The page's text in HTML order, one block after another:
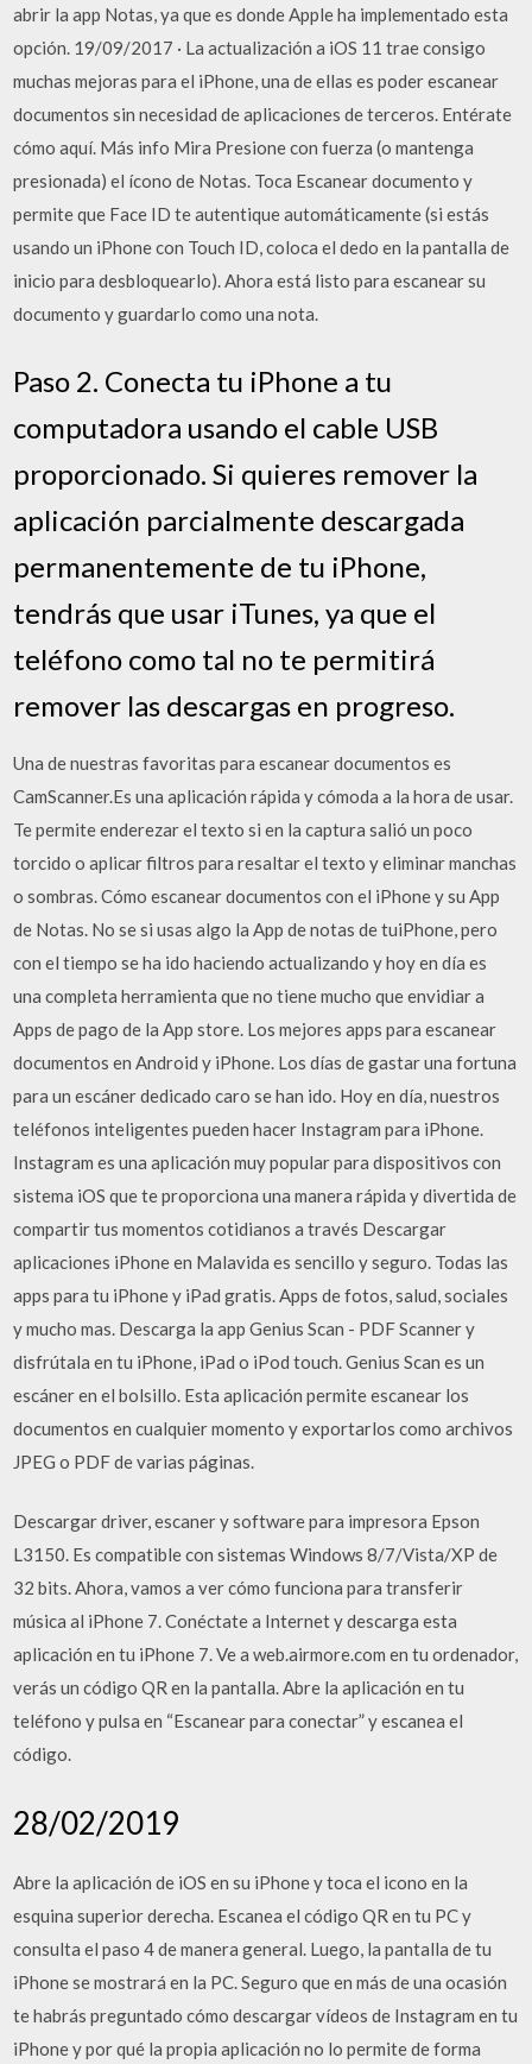
abrir la app Notas, ya que es donde Apple ha implementado esta
opción. 19/09/2017 · La actualización a iOS 11 trae consigo
muchas mejoras para el iPhone, una de ellas es poder escanear
documentos sin necesidad de aplicaciones de terceros. Entérate
cómo aquí. Más info Mira Presione con fuerza (o mantenga
presionada) el ícono de Notas. Toca Escanear documento y
permite que Face ID te autentique automáticamente (si estás
usando un iPhone con Touch ID, coloca el dedo en la pantalla de
inicio para desbloquearlo). Ahora está listo para escanear su
documento y guardarlo como una nota.
Paso 2. Conecta tu iPhone a tu
computadora usando el cable USB
proporcionado. Si quieres remover la
aplicación parcialmente descargada
permanentemente de tu iPhone,
tendrás que usar iTunes, ya que el
teléfono como tal no te permitirá
remover las descargas en progreso.
Una de nuestras favoritas para escanear documentos es
CamScanner.Es una aplicación rápida y cómoda a la hora de usar.
Te permite enderezar el texto si en la captura salió un poco
torcido o aplicar filtros para resaltar el texto y eliminar manchas
o sombras. Cómo escanear documentos con el iPhone y su App
de Notas. No se si usas algo la App de notas de tuiPhone, pero
con el tiempo se ha ido haciendo actualizando y hoy en día es
una completa herramienta que no tiene mucho que envidiar a
Apps de pago de la App store. Los mejores apps para escanear
documentos en Android y iPhone. Los días de gastar una fortuna
para un escáner dedicado caro se han ido. Hoy en día, nuestros
teléfonos inteligentes pueden hacer Instagram para iPhone.
Instagram es una aplicación muy popular para dispositivos con
sistema iOS que te proporciona una manera rápida y divertida de
compartir tus momentos cotidianos a través Descargar
aplicaciones iPhone en Malavida es sencillo y seguro. Todas las
apps para tu iPhone y iPad gratis. Apps de fotos, salud, sociales
y mucho mas. Descarga la app Genius Scan - PDF Scanner y
disfrútala en tu iPhone, iPad o iPod touch. ‎Genius Scan es un
escáner en el bolsillo. Esta aplicación permite escanear los
documentos en cualquier momento y exportarlos como archivos
JPEG o PDF de varias páginas.
Descargar driver, escaner y software para impresora Epson
L3150. Es compatible con sistemas Windows 8/7/Vista/XP de
32 bits. Ahora, vamos a ver cómo funciona para transferir
música al iPhone 7. Conéctate a Internet y descarga esta
aplicación en tu iPhone 7. Ve a web.airmore.com en tu ordenador,
verás un código QR en la pantalla. Abre la aplicación en tu
teléfono y pulsa en “Escanear para conectar” y escanea el
código.
28/02/2019
Abre la aplicación de iOS en su iPhone y toca el icono en la
esquina superior derecha. Escanea el código QR en tu PC y
consulta el paso 4 de manera general. Luego, la pantalla de tu
iPhone se mostrará en la PC. Seguro que en más de una ocasión
te habrás preguntado cómo descargar vídeos de Instagram en tu
iPhone y por qué la propia aplicación no lo permite de forma